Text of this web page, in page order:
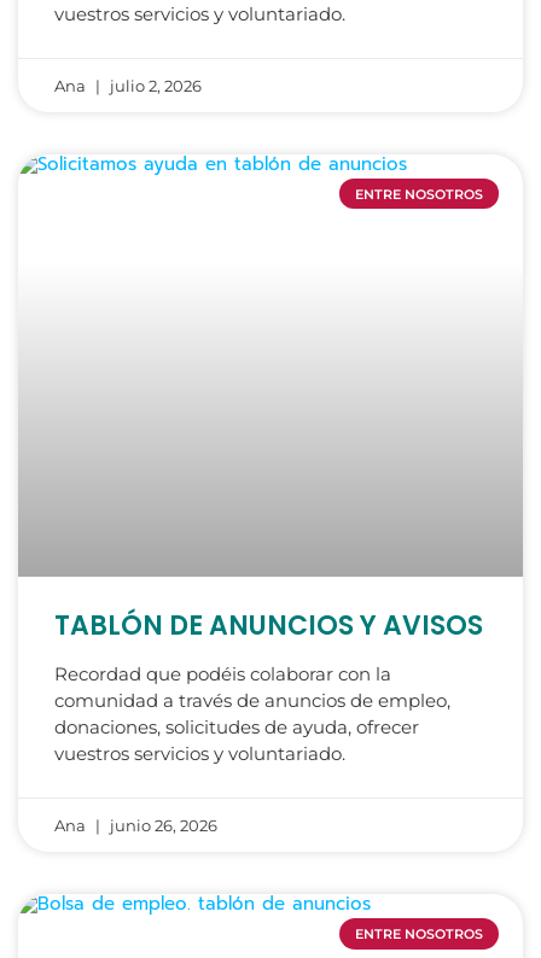
vuestros servicios y voluntariado.
Ana julio 2, 2026
ENTRE NOSOTROS
TABLÓN DE ANUNCIOS Y AVISOS
Recordad que podéis colaborar con la
comunidad a través de anuncios de empleo,
donaciones, solicitudes de ayuda, ofrecer
vuestros servicios y voluntariado.
Ana junio 26, 2026
ENTRE NOSOTROS